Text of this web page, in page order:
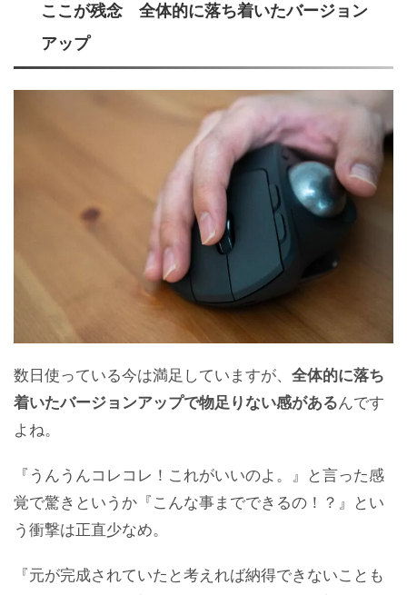
ここが残念 全体的に落ち着いたバージョン
アップ
数日使っている今は満足していますが、 全体的に落ち
着いたバージョンアップで物足りない感があるんです
よね。
『うんうんコレコレ！これがいいのよ。』と言った感
覚で驚きというか『こんな事までできるの！？』とい
う衝撃は正直少なめ。
『元が完成されていたと考えれば納得できないことも